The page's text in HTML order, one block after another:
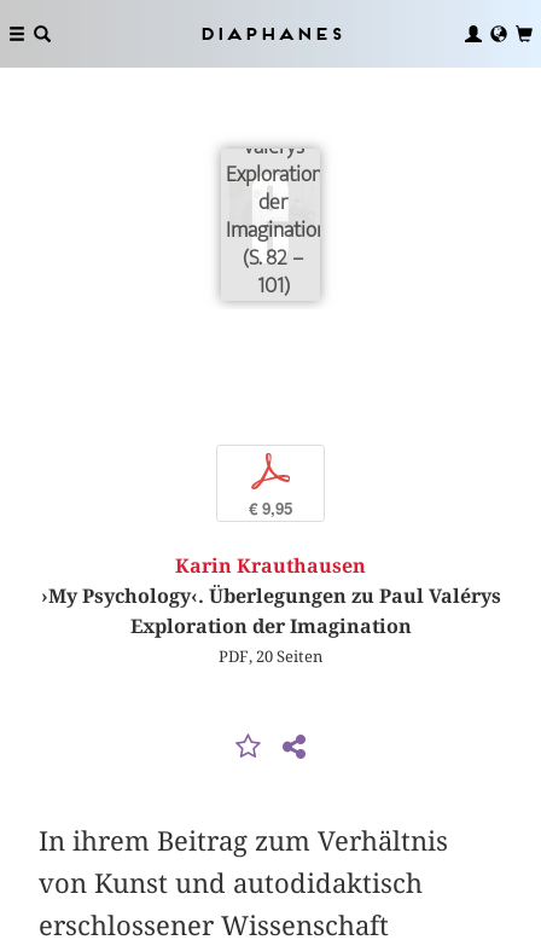
Diaphanes
›My
Psychology‹.
Valérys
Exploration
der
Imagination
(S. 82 –
101)
p
€ 9,95
Karin Krauthausen
›My Psychology‹. Überlegungen zu Paul Valérys
Exploration der Imagination
PDF, 20 Seiten
In ihrem Beitrag zum Verhältnis
von Kunst und autodidaktisch
erschlossener Wissenschaft